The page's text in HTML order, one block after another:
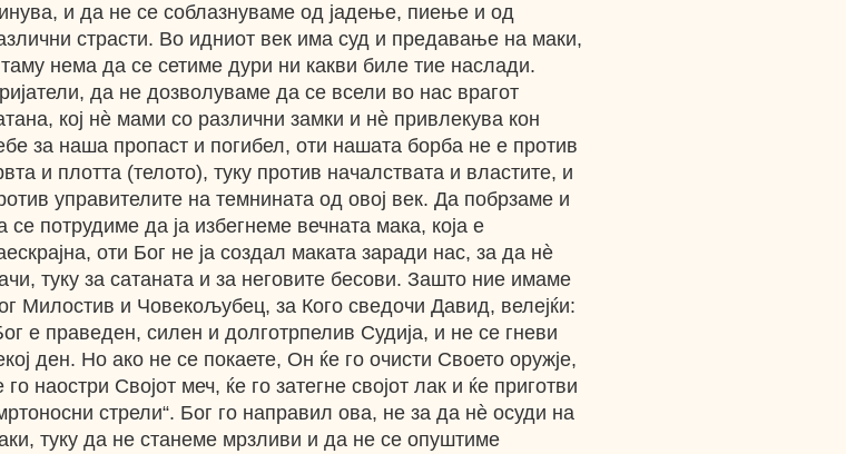
и да не се соблазнуваме од јадење, пиење и од
страсти. Во идниот век има суд и предавање на маки,
нема да се сетиме дури ни какви биле тие наслади.
да не дозволуваме да се всели во нас врагот
кој нѐ мами со различни замки и нѐ привлекува кон
за наша пропаст и погибел, оти нашата борба не е против
и плотта (телото), туку против началствата и властите, и
управителите на темнината од овој век. Да побрзаме и
се потрудиме да ја избегнеме вечната мака, која е
оти Бог не ја создал маката заради нас, за да нѐ
туку за сатаната и за неговите бесови. Зашто ние имаме
Милостив и Човекољубец, за Кого сведочи Давид, велејќи:
е праведен, силен и долготрпелив Судија, и не се гневи
ден. Но ако не се покаете, Он ќе го очисти Своето оружје,
го наостри Својот меч, ќе го затегне својот лак и ќе приготви
стрели“. Бог го направил ова, не за да нѐ осуди на
туку да не станеме мрзливи и да не се опуштиме